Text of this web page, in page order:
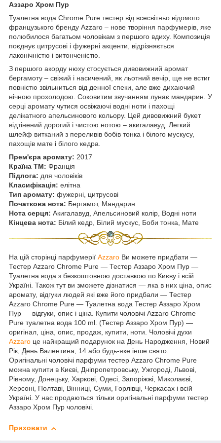
Аззаро Хром Пур
Туалетна вода Chrome Pure тестер від всесвітньо відомого
французького бренду Azzaro – нове творіння парфумерів, яке
полюбилося багатьом чоловікам з першого вдиху. Композиція
поєднує цитрусові і фужерні акценти, відрізняється
лаконічністю і витонченістю.
З першого акорду нюху стосується дивовижний аромат
бергамоту – свіжий і насичений, як льотний вечір, ще не встиг
повністю звільниться від денної спеки, але вже дихаючий
нічною прохолодою. Соковитим звучанням лунає мандарин. У
серці аромату чутися освіжаючі водні ноти і пахощі
делікатного апельсинового кольору. Цей дивовижний букет
відтінений дорогий і чистою нотою – акигалавуд. Легкий
шлейф витканий з переливів бобів тонка і білого мускусу,
пахощів мате і білого кедра.
Прем'єра аромату: 2017
Країна ТМ: Франція
Підлога: для чоловіків
Класифікація: елітна
Тип аромату: фужерні, цитрусові
Початкова нота: Бергамот, Мандарин
Нота серця: Акигалавуд, Апельсиновий колір, Водні ноти
Кінцева нота: Білий кедр, Білий мускус, Боби тонка, Мате
На цій сторінці парфумерії Azzaro Ви можете придбати ―
Тестер Azzaro Chrome Pure ― Тестер Аззаро Хром Пур ―
Туалетна вода з безкоштовною доставкою по Києву і всій
Україні. Також тут ви зможете дізнатися ― яка в них ціна, опис
аромату, відгуки людей які вже його придбали ― Тестер
Azzaro Chrome Pure ― Туалетна вода Тестер Аззаро Хром
Пур ― відгуки, опис і ціна. Купити чоловічі Azzaro Chrome
Pure туалетна вода 100 ml. (Тестер Аззаро Хром Пур) ―
оригінал, ціна, опис, продаж, купити, ноти. Чоловічі духи
Azzaro це найкращий подарунок на День Народження, Новий
Рік, День Валентина, 14 або будь-яке інше свято.
Оригінальні чоловічі парфуми тестер Azzaro Chrome Pure
можна купити в Києві, Дніпропетровську, Ужгороді, Львові,
Рівному, Донецьку, Харкові, Одесі, Запоріжжі, Миколаєві,
Херсоні, Полтаві, Вінниці, Суми, Горлівці, Черкасах і всій
Україні. У нас продаються тільки оригінальні парфуми тестер
Аззаро Хром Пур чоловічі.
Приховати